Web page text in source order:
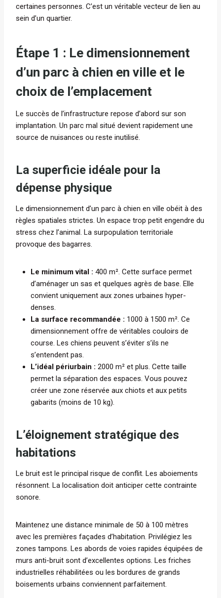
certaines personnes. C’est un véritable vecteur de lien au
sein d’un quartier.
Étape 1 : Le dimensionnement
d’un parc à chien en ville et le
choix de l’emplacement
Le succès de l’infrastructure repose d’abord sur son
implantation. Un parc mal situé devient rapidement une
source de nuisances ou reste inutilisé.
La superficie idéale pour la
dépense physique
Le dimensionnement d’un parc à chien en ville obéit à des
règles spatiales strictes. Un espace trop petit engendre du
stress chez l’animal. La surpopulation territoriale
provoque des bagarres.
Le minimum vital : 400 m². Cette surface permet
d’aménager un sas et quelques agrès de base. Elle
convient uniquement aux zones urbaines hyper-
denses.
La surface recommandée : 1000 à 1500 m². Ce
dimensionnement offre de véritables couloirs de
course. Les chiens peuvent s’éviter s’ils ne
s’entendent pas.
L’idéal périurbain : 2000 m² et plus. Cette taille
permet la séparation des espaces. Vous pouvez
créer une zone réservée aux chiots et aux petits
gabarits (moins de 10 kg).
L’éloignement stratégique des
habitations
Le bruit est le principal risque de conflit. Les aboiements
résonnent. La localisation doit anticiper cette contrainte
sonore.
Maintenez une distance minimale de 50 à 100 mètres
avec les premières façades d’habitation. Privilégiez les
zones tampons. Les abords de voies rapides équipées de
murs anti-bruit sont d’excellentes options. Les friches
industrielles réhabilitées ou les bordures de grands
boisements urbains conviennent parfaitement.